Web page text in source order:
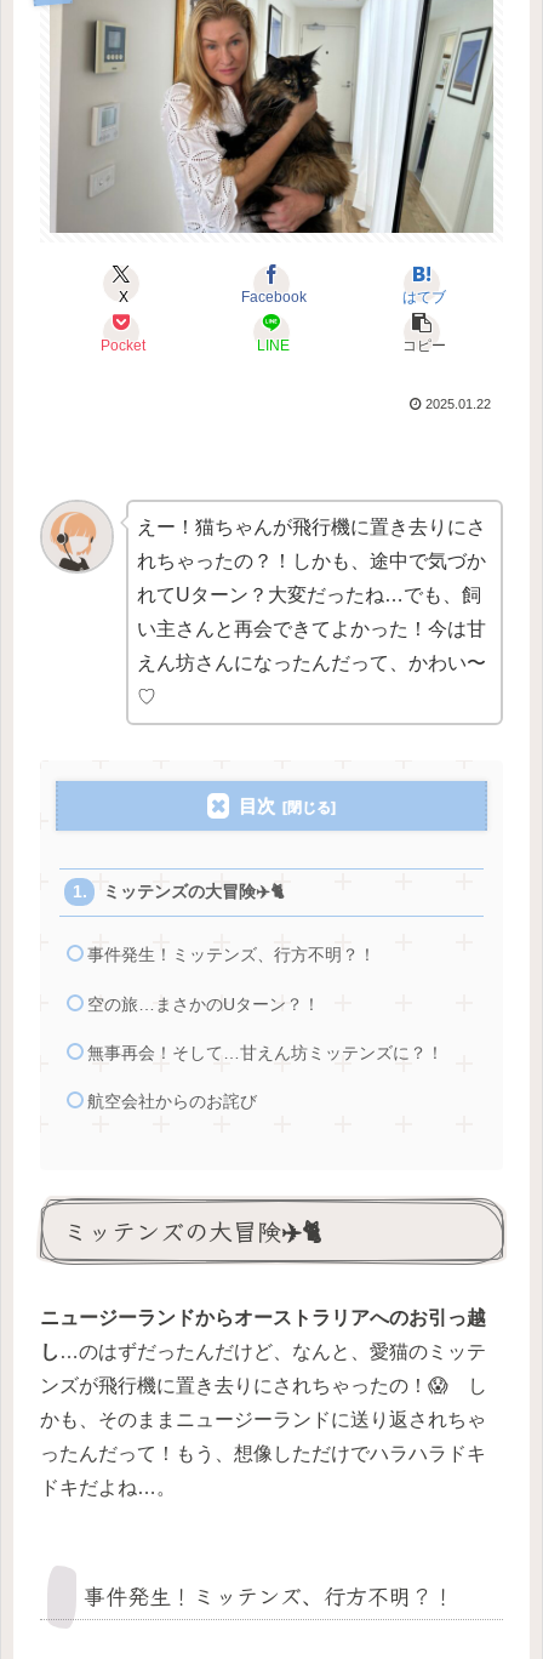
X Facebook はてブ
Pocket LINE コピー
2025.01.22
えー！猫ちゃんが飛行機に置き去りにさ
れちゃったの？！しかも、途中で気づか
れてUターン？大変だったね…でも、飼
い主さんと再会できてよかった！今は甘
えん坊さんになったんだって、かわい〜
♡
目次
ミッテンズの大冒険✈️🐈
事件発生！ミッテンズ、行方不明？！
空の旅…まさかのUターン？！
無事再会！そして…甘えん坊ミッテンズに？！
航空会社からのお詫び
ミッテンズの大冒険✈️🐈
ニュージーランドからオーストラリアへのお引っ越
し …のはずだったんだけど、なんと、愛猫のミッテ
ンズが飛行機に置き去りにされちゃったの！😱 し
かも、そのままニュージーランドに送り返されちゃ
ったんだって！もう、想像しただけでハラハラドキ
ドキだよね…。
事件発生！ミッテンズ、行方不明？！